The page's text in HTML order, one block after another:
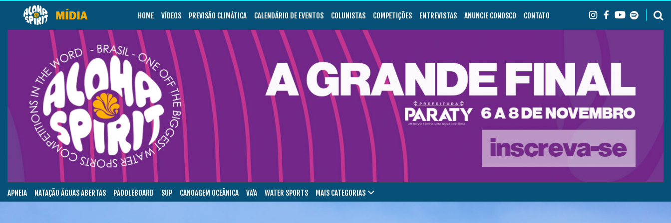
HOME VÍDEOS PREVISÃO CLIMÁTICA CALENDÁRIO DE EVENTOS COLUNISTAS COMPETIÇÕES ENTREVISTAS ANUNCIE CONOSCO CONTATO
APNEIA NATAÇÃO ÁGUAS ABERTAS PADDLEBOARD SUP CANOAGEM OCEÂNICA VA’A WATER SPORTS MAIS CATEGORIAS